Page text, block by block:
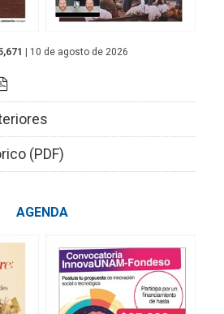
| 10 de agosto de 2026
(PDF)
AGENDA